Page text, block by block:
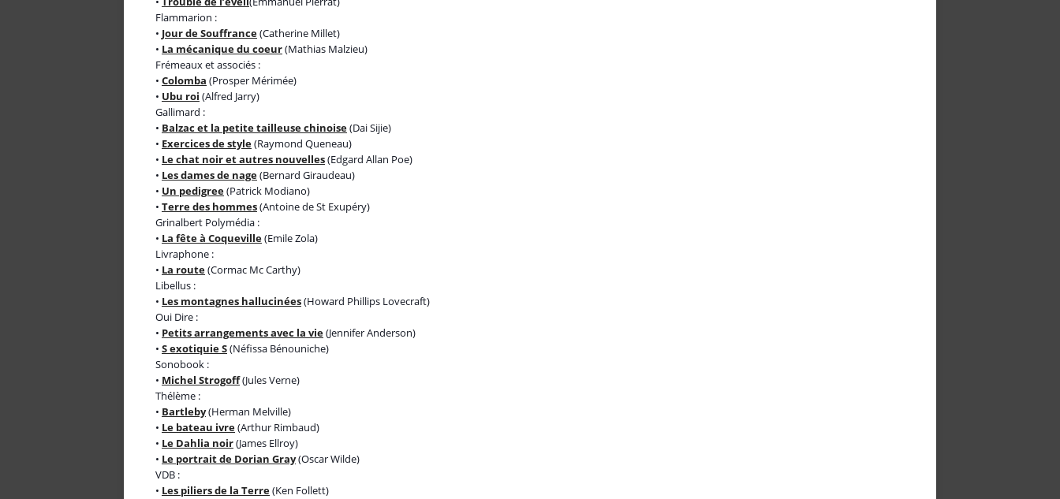
Flammarion :
• Jour de Souffrance(Catherine Millet)
• La mécanique du coeur(Mathias Malzieu)
Frémeaux et associés :
• Colomba (Prosper Mérimée)
• Ubu roi (Alfred Jarry)
Gallimard :
• Balzac et la petite tailleuse chinoise(Dai Sijie)
• Exercices de style(Raymond Queneau)
• Le chat noir et autres nouvelles(Edgard Allan Poe)
• Les dames de nage(Bernard Giraudeau)
• Un pedigree(Patrick Modiano)
• Terre des hommes(Antoine de St Exupéry)
Grinalbert Polymédia :
• La fête à Coqueville(Emile Zola)
Livraphone :
• La route(Cormac Mc Carthy)
Libellus :
• Les montagnes hallucinées(Howard Phillips Lovecraft)
Oui Dire :
• Petits arrangements avec la vie(Jennifer Anderson)
• S exotiquie S(Néfissa Bénouniche)
Sonobook :
• Michel Strogoff(Jules Verne)
Thélème :
• Bartleby(Herman Melville)
• Le bateau ivre(Arthur Rimbaud)
• Le Dahlia noir(James Ellroy)
• Le portrait de Dorian Gray(Oscar Wilde)
VDB :
• Les piliers de la Terre(Ken Follett)